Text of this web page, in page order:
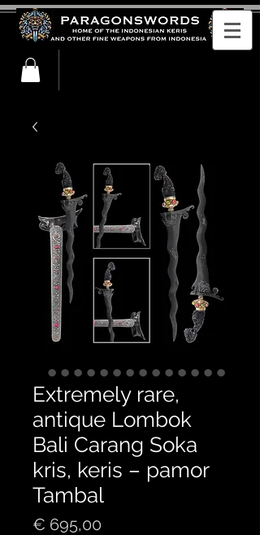
Extremely rare,
antique Lombok
Bali Carang Soka
kris, keris – pamor
Tambal
€ 695,00